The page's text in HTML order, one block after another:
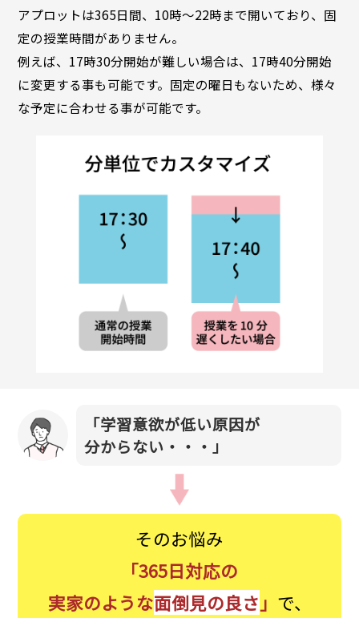
アプロットは365日間、10時～22時まで開いており、固
定の授業時間がありません。
例えば、17時30分開始が難しい場合は、17時40分開始
に変更する事も可能です。固定の曜日もないため、様々
な予定に合わせる事が可能です。
「学習意欲が低い原因が
分からない・・・」
そのお悩み
「365日対応の
実家のような面倒見の良さ 」 で、